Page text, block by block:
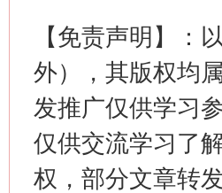
【免责声明】：
外），其版权均
发推广仅供学习
仅供交流学习了
权，部分文章转
站台名比不上好声名